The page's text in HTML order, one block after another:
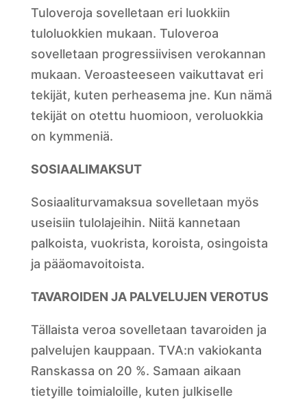
Tuloveroja sovelletaan eri luokkiin
tuloluokkien mukaan. Tuloveroa
sovelletaan progressiivisen verokannan
mukaan. Veroasteeseen vaikuttavat eri
tekijät, kuten perheasema jne. Kun nämä
tekijät on otettu huomioon, veroluokkia
on kymmeniä.
SOSIAALIMAKSUT
Sosiaaliturvamaksua sovelletaan myös
useisiin tulolajeihin. Niitä kannetaan
palkoista, vuokrista, koroista, osingoista
ja pääomavoitoista.
TAVAROIDEN JA PALVELUJEN VEROTUS
Tällaista veroa sovelletaan tavaroiden ja
palvelujen kauppaan. TVA:n vakiokanta
Ranskassa on 20 %. Samaan aikaan
tietyille toimialoille, kuten julkiselle